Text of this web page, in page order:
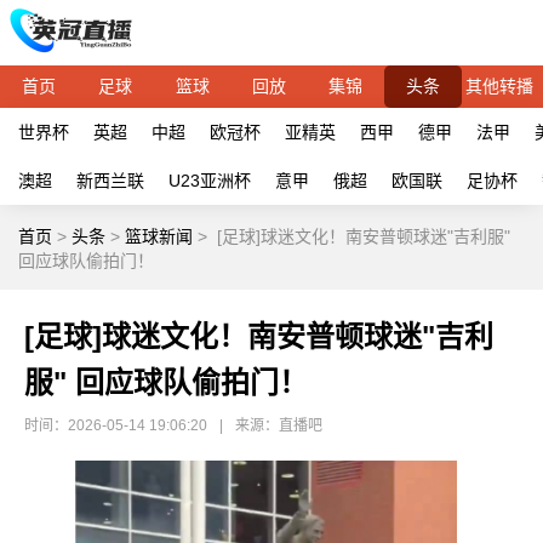
首页 足球 篮球 回放 集锦 头条 其他转播
世界杯 英超 中超 欧冠杯 亚精英 西甲 德甲 法甲
澳超 新西兰联 U23亚洲杯 意甲 俄超 欧国联 足协杯
首页 > 头条 > 篮球新闻 > [足球]球迷文化！南安普顿球迷"吉利服"
回应球队偷拍门！
[足球]球迷文化！南安普顿球迷"吉利
服" 回应球队偷拍门！
时间：2026-05-14 19:06:20 来源：直播吧